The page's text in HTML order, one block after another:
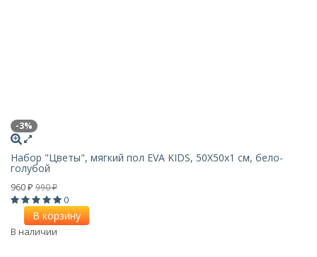
-3%
Набор "Цветы", мягкий пол EVA KIDS, 50Х50х1 см, бело-
голубой
960 ₽ 990₽
0
В корзину
В наличии